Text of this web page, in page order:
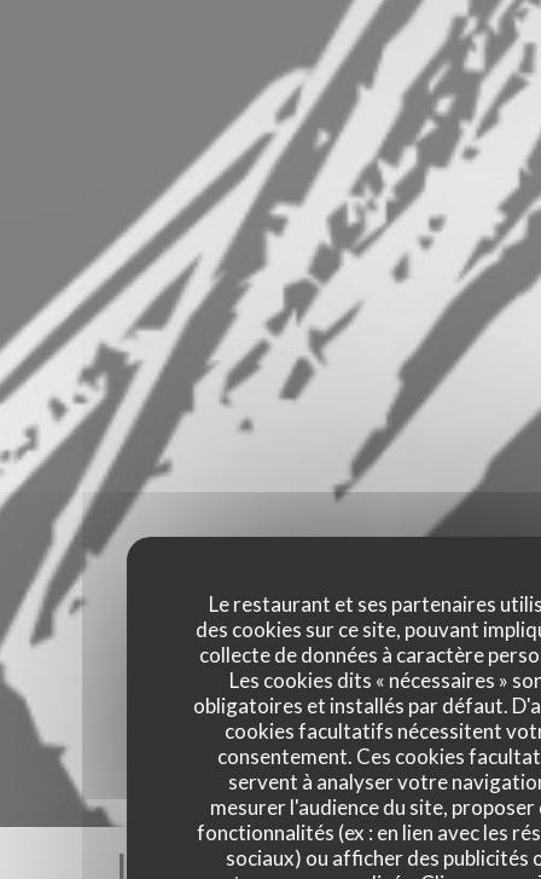
Le restaurant et ses partenaires
des cookies sur ce site, pouvant
collecte de données à caractère
Les cookies dits « nécessaires »
obligatoires et installés par défaut.
cookies facultatifs nécessitent
consentement. Ces cookies
servent à analyser votre
mesurer l'audience du site, proposer
fonctionnalités (ex : en lien avec les
sociaux) ou afficher des publicités